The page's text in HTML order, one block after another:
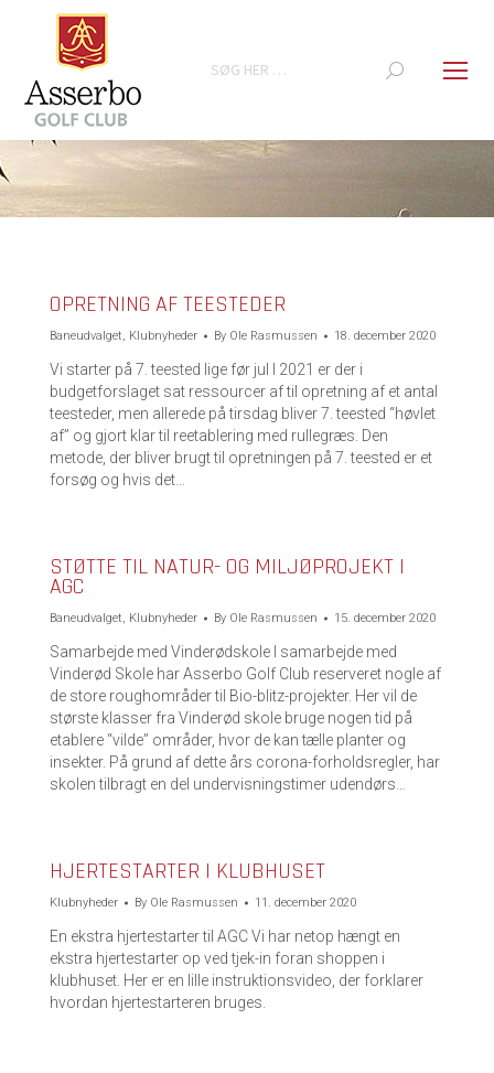
Search:
OPRETNING AF TEESTEDER
Baneudvalget, Klubnyheder By Ole Rasmussen 18. december 2020
Vi starter på 7. teested lige før jul I 2021 er der i
budgetforslaget sat ressourcer af til opretning af et antal
teesteder, men allerede på tirsdag bliver 7. teested “høvlet
af” og gjort klar til reetablering med rullegræs. Den
metode, der bliver brugt til opretningen på 7. teested er et
forsøg og hvis det…
STØTTE TIL NATUR- OG MILJØPROJEKT I
AGC
Baneudvalget, Klubnyheder By Ole Rasmussen 15. december 2020
Samarbejde med Vinderødskole I samarbejde med
Vinderød Skole har Asserbo Golf Club reserveret nogle af
de store roughområder til Bio-blitz-projekter. Her vil de
største klasser fra Vinderød skole bruge nogen tid på
etablere “vilde” områder, hvor de kan tælle planter og
insekter. På grund af dette års corona-forholdsregler, har
skolen tilbragt en del undervisningstimer udendørs…
HJERTESTARTER I KLUBHUSET
Klubnyheder By Ole Rasmussen 11. december 2020
En ekstra hjertestarter til AGC Vi har netop hængt en
ekstra hjertestarter op ved tjek-in foran shoppen i
klubhuset. Her er en lille instruktionsvideo, der forklarer
hvordan hjertestarteren bruges.